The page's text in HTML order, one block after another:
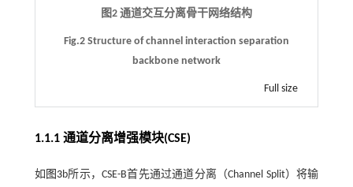
图2 通道交互分离骨干网络结构
Fig.2 Structure of channel interaction separation
backbone network
Full size
1.1.1 通道分离增强模块(CSE)
如 图3b所示，CSE-B首先通过通道分离（Channel Split）将输